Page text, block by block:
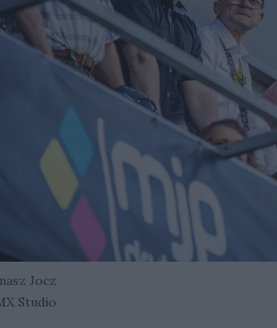
Jocz
Studio